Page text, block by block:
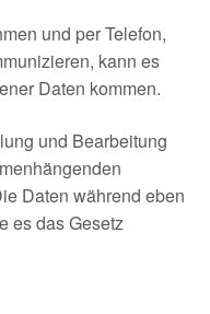
und per Telefon,
kann es
Daten kommen.
und Bearbeitung
Daten während eben
es das Gesetz